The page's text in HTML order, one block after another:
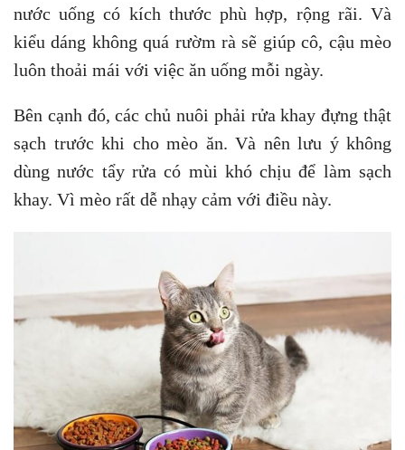
nước uống có kích thước phù hợp, rộng rãi. Và
kiểu dáng không quá rườm rà sẽ giúp cô, cậu mèo
luôn thoải mái với việc ăn uống mỗi ngày.
Bên cạnh đó, các chủ nuôi phải rửa khay đựng thật
sạch trước khi cho mèo ăn. Và nên lưu ý không
dùng nước tẩy rửa có mùi khó chịu để làm sạch
khay. Vì mèo rất dễ nhạy cảm với điều này.